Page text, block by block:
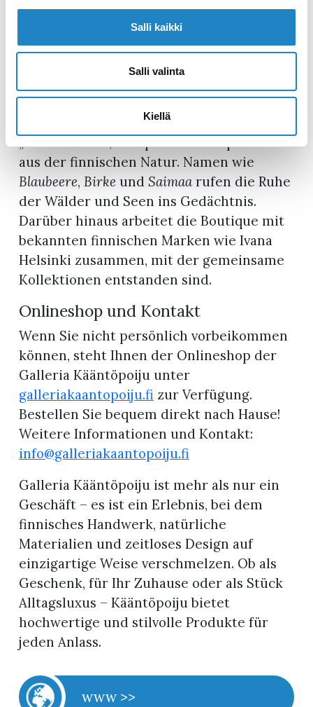
Salli kaikki
Salli valinta
Kiellä
neue Ideen ein, sodass das Sortiment
frisch und aktuell bleibt.
Von der Natur inspiriert – und starke
Partnerschaften
Die Produktlinien der Galleria
Kääntöpoiju, wie zum Beispiel
aus der finnischen Natur. Namen wie
Blaubeere, Birke und Saimaarufen die Ruhe
der Wälder und Seen ins Gedächtnis.
Darüber hinaus arbeitet die Boutique mit
bekannten finnischen Marken wie Ivana
Helsinki zusammen, mit der gemeinsame
Kollektionen entstanden sind.
Onlineshop und Kontakt
Wenn Sie nicht persönlich vorbeikommen
können, steht Ihnen der Onlineshop der
Galleria Kääntöpoiju unter
galleriakaantopoiju.fi zur Verfügung.
Bestellen Sie bequem direkt nach Hause!
Weitere Informationen und Kontakt:
info@galleriakaantopoiju.fi
Galleria Kääntöpoiju ist mehr als nur ein
Geschäft – es ist ein Erlebnis, bei dem
finnisches Handwerk, natürliche
Materialien und zeitloses Design auf
einzigartige Weise verschmelzen. Ob als
Geschenk, für Ihr Zuhause oder als Stück
Alltagsluxus – Kääntöpoiju bietet
hochwertige und stilvolle Produkte für
jeden Anlass.
www >>